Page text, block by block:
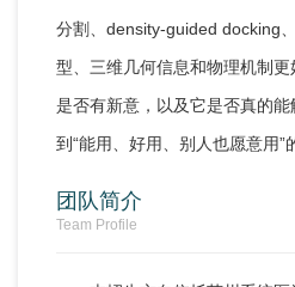
分割、density-guided docking
型、三维几何信息和物理机制
是否有新意，以及它是否真的
到“能用、好用、别人也愿意用
团队简介
Team Profile